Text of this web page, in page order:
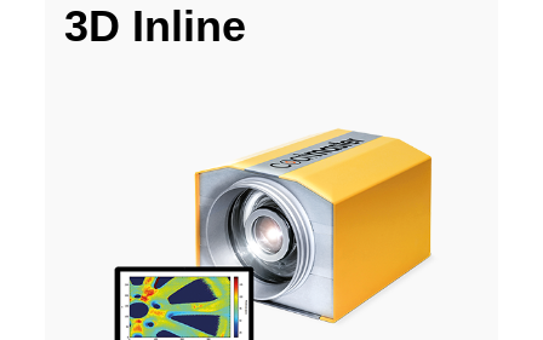
3D Inline